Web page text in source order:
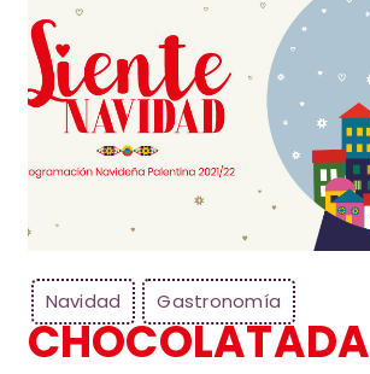
Navidad Gastronomía
CHOCOLATADA